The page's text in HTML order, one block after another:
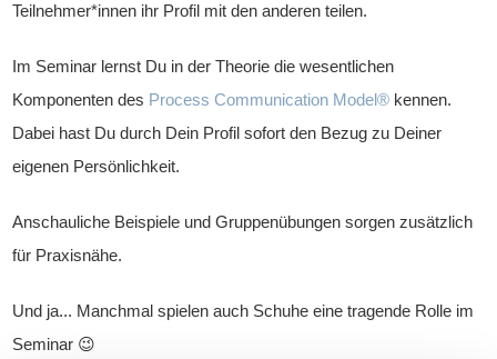
Teilnehmer*innen ihr Profil mit den anderen teilen.
Im Seminar lernst Du in der Theorie die wesentlichen
Komponenten des Process Communication Model® kennen.
Dabei hast Du durch Dein Profil sofort den Bezug zu Deiner
eigenen Persönlichkeit.
Anschauliche Beispiele und Gruppenübungen sorgen zusätzlich
für Praxisnähe.
Und ja... Manchmal spielen auch Schuhe eine tragende Rolle im
Seminar 😉